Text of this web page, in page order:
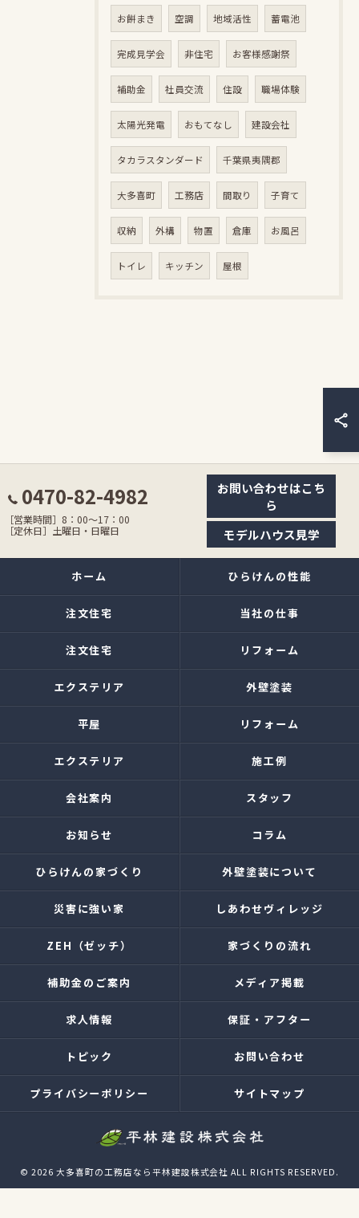
お餅まき 空調 地域活性 蓄電池
完成見学会 非住宅 お客様感謝祭
補助金 社員交流 住設 職場体験
太陽光発電 おもてなし 建設会社
タカラスタンダード 千葉県夷隅郡
大多喜町 工務店 間取り 子育て
収納 外構 物置 倉庫 お風呂
トイレ キッチン 屋根
0470-82-4982
［営業時間］8：00〜17：00
［定休日］土曜日・日曜日
お問い合わせはこち
ら
モデルハウス見学
ホーム ひらけんの性能
注文住宅 当社の仕事
注文住宅 リフォーム
エクステリア 外壁塗装
平屋 リフォーム
エクステリア 施工例
会社案内 スタッフ
お知らせ コラム
ひらけんの家づくり 外壁塗装について
災害に強い家 しあわせヴィレッジ
ZEH（ゼッチ） 家づくりの流れ
補助金のご案内 メディア掲載
求人情報 保証・アフター
トピック お問い合わせ
プライバシーポリシー サイトマップ
© 2026 大多喜町の工務店なら平林建設株式会社 ALL RIGHTS RESERVED.